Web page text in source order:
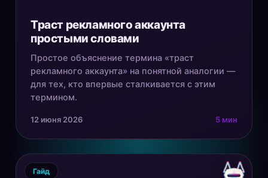
Траст рекламного аккаунта
простыми словами
Простое объяснение термина «траст
рекламного аккаунта» на понятной аналогии —
для тех, кто впервые сталкивается с этим
термином.
12 июня 2026 5 мин
Гайд